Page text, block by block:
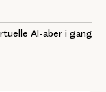
AI-aber i gang